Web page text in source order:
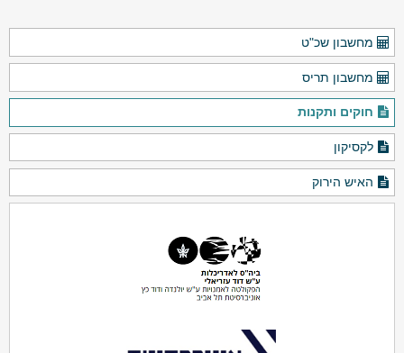
מחשבון שכ"ט
מחשבון תריס
חוקים ותקנות
לקסיקון
האיש הירוק